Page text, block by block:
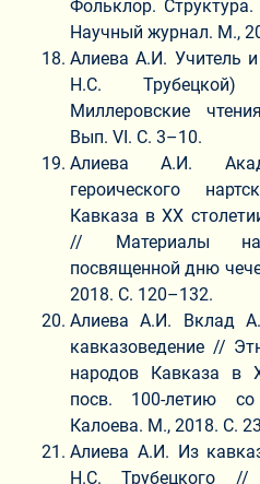
Фольклор.
Научный журнал. М.,
Алиева А.И. Учитель
Н.С. Трубецкой)
Миллеровские
Вып. VI. С. 3–10.
Алиева А.И.
героического
Кавказа в ХХ
// Материалы
посвященной дню
2018. С. 120–132.
Алиева А.И. Вклад
кавказоведение //
народов Кавказа в
посв. 100-летию
Калоева. М., 2018. С.
Алиева А.И. Из
Н.С. Трубецкого //